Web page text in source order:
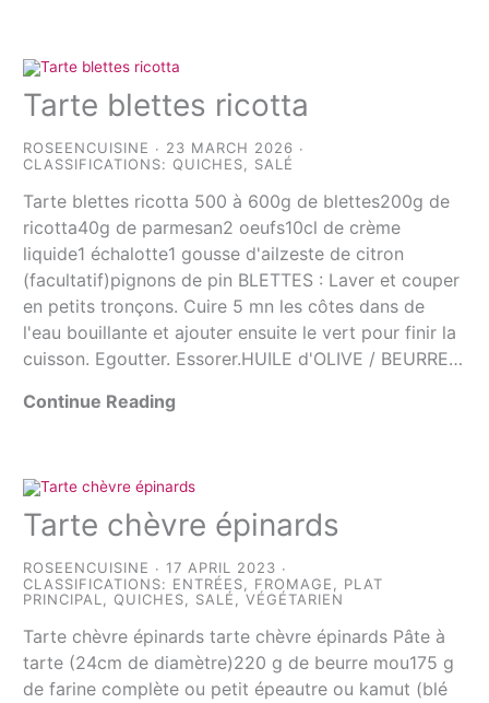
Tarte blettes ricotta
ROSEENCUISINE
23 MARCH 2026
CLASSIFICATIONS:QUICHES SALÉ
Tarte blettes ricotta 500 à 600g de blettes200g de
ricotta40g de parmesan2 oeufs10cl de crème
liquide1 échalotte1 gousse d'ailzeste de citron
(facultatif)pignons de pin BLETTES : Laver et couper
en petits tronçons. Cuire 5 mn les côtes dans de
l'eau bouillante et ajouter ensuite le vert pour finir la
cuisson. Egoutter. Essorer.HUILE d'OLIVE / BEURRE…
Continue Reading
Tarte chèvre épinards
ROSEENCUISINE
17 APRIL 2023
CLASSIFICATIONS: ENTRÉES, FROMAGE, PLAT
PRINCIPAL,QUICHES, SALÉ,VÉGÉTARIEN
Tarte chèvre épinards tarte chèvre épinards Pâte à
tarte (24cm de diamètre)220 g de beurre mou175 g
de farine complète ou petit épeautre ou kamut (blé